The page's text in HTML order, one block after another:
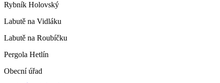
Rybník Holovský
Labutě na Vidláku
Labutě na Roubíčku
Pergola Hetlín
Obecní úřad